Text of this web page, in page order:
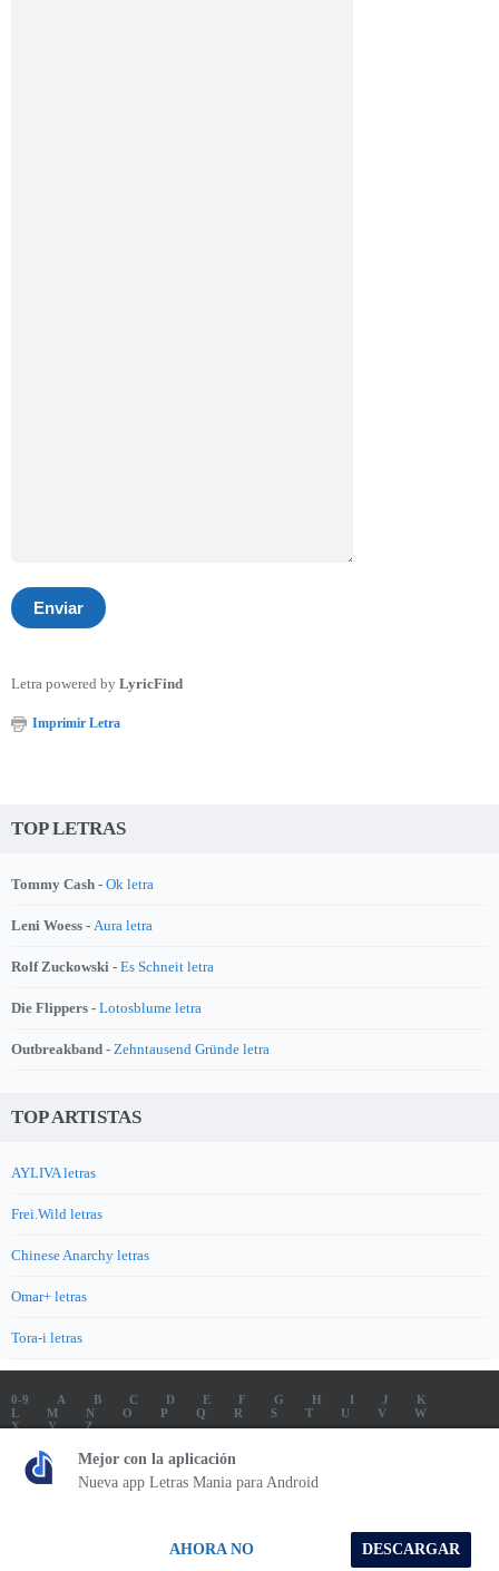
Letra powered by LyricFind
Imprimir Letra
TOP LETRAS
Tommy Cash - Ok letra
Leni Woess - Aura letra
Rolf Zuckowski - Es Schneit letra
Die Flippers - Lotosblume letra
Outbreakband - Zehntausend Gründe letra
TOP ARTISTAS
AYLIVA letras
Frei.Wild letras
Chinese Anarchy letras
Omar+ letras
Tora-i letras
0-9 A B C D E F G H I J
K
L
M N O P Q R S T V
W
X
Y
Z
LETRAS
SOUNDTRACK LETRAS
TOP 100 LETRAS
ENVIA LETRAS
Letrasmania.com - Copyright © 2026 - All Rights Reserved
Mejor con la aplicación
Nueva app Letras Mania para Android
DESCARGAR
AHORA NO